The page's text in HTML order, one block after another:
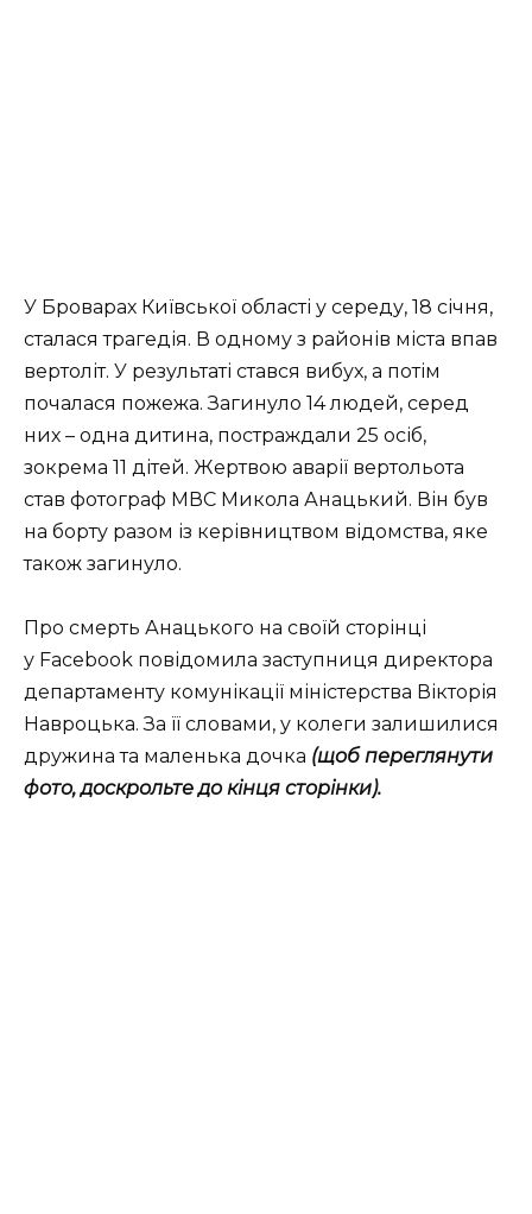
У Броварах Київської області у середу, 18 січня,
сталася трагедія. В одному з районів міста впав
вертоліт. У результаті стався вибух, а потім
почалася пожежа. Загинуло 14 людей, серед
них – одна дитина, постраждали 25 осіб,
зокрема 11 дітей. Жертвою аварії вертольота
став фотограф МВС Микола Анацький. Він був
на борту разом із керівництвом відомства, яке
також загинуло.
Про смерть Анацького на своїй сторінці
у Facebook повідомила заступниця директора
департаменту комунікації міністерства Вікторія
Навроцька. За її словами, у колеги залишилися
дружина та маленька дочка (щоб переглянути
фото, доскрольте до кінця сторінки).